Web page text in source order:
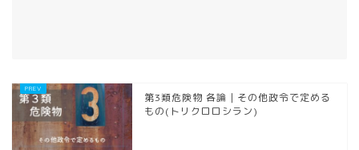
第3類危険物 各論｜その他政令で定める
もの(トリクロロシラン)